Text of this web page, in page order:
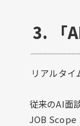
3. 「
リアルタ
従来のAI面
JOB Scope